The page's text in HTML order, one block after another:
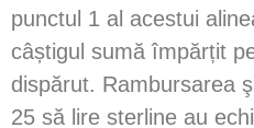
punctul 1 al acestui
câștigul sumă împărțit
dispărut. Rambursarea
25 să lire sterline au